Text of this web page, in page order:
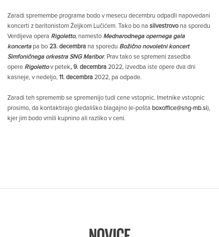
Zaradi spremembe programa bodo v mesecu decembru odpadli napovedani
koncerti z baritonistom Željkom Lučićem. Tako bo na silvestrovo na sporedu
Verdijeva opera Rigoletto, namesto Mednarodnega opernega gala
koncertapa bo23. decembra na sporedu Božično novoletni koncert
Simfoničnega orkestra SNG Maribor. Prav tako se spremeni zasedba
opere Rigolettov petek, 9. decembra2022, izvedba iste opere dva dni
kasneje, v nedeljo,11. decembra2022, pa odpade.
Zaradi teh sprememb se spremenijo tudi cene vstopnic. Imetnike vstopnic
prosimo, da kontaktirajo gledališko blagajno (e-pošta boxoffice@sng-mb.si),
kjer jim bodo vrnili kupnino ali razliko v ceni.